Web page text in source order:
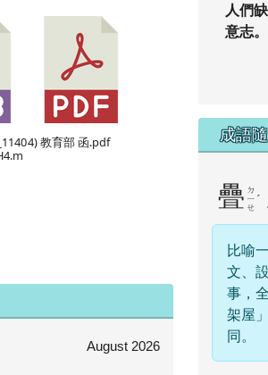
4) 教育部 函.pdf
August 2026
人們
意志。
成語
疊 ㄉ
ㄧ
ㄝ
ˊ
比喻
文、
事，
架屋
同。